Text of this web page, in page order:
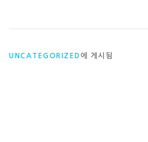
UNCATEGORIZED 에 게시됨